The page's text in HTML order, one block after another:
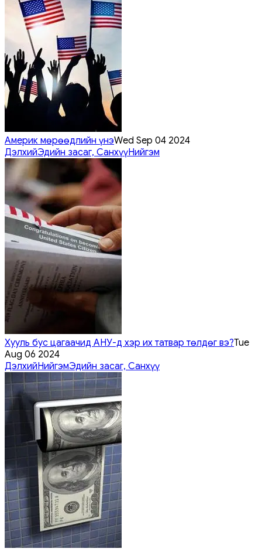
Америк мөрөөдлийн үнэWed Sep 04 2024
ДэлхийЭдийн засаг, СанхүүНийгэм
Хууль бус цагаачид АНУ-д хэр их татвар төлдөг вэ?Tue
Aug 06 2024
ДэлхийНийгэмЭдийн засаг, Санхүү